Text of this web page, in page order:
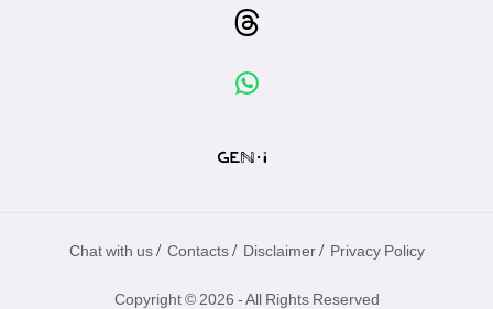
Chat with us / Contacts / Disclaimer / Privacy Policy
Copyright © 2026 - All Rights Reserved